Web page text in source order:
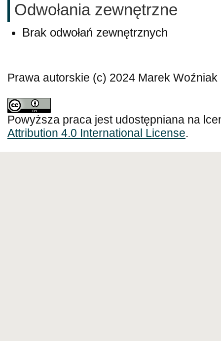
Odwołania zewnętrzne
Brak odwołań zewnętrznych
Prawa autorskie (c) 2024 Marek Woźniak
Powyższa praca jest udostępniana na
Attribution 4.0 International License.